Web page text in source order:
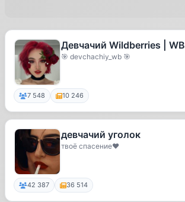
Девчачий Wildberries | WB
🎯 devchachiy_wb 🎯
7 548 10 246
девчачий уголок
твоё спасение❤️
42 387 36 514